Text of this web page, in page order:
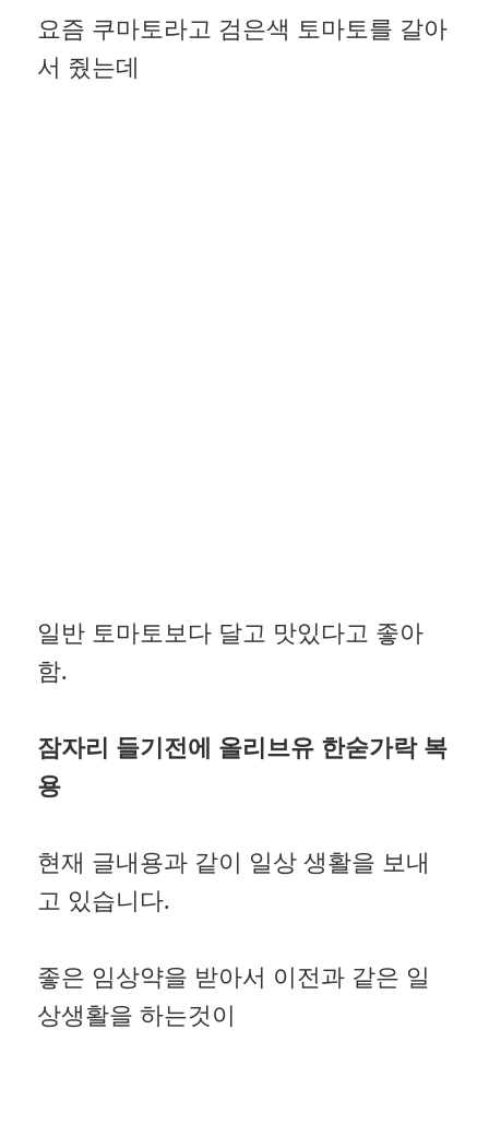
요즘 쿠마토라고 검은색 토마토를 갈아
서 줬는데
일반 토마토보다 달고 맛있다고 좋아
함.
잠자리 들기전에 올리브유 한숟가락 복
용
현재 글내용과 같이 일상 생활을 보내
고 있습니다.
좋은 임상약을 받아서 이전과 같은 일
상생활을 하는것이